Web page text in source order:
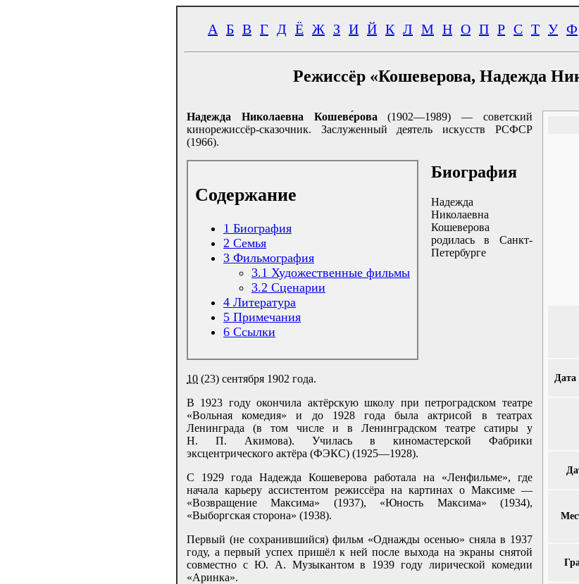
А Б В Г Д Ё Ж З И Й К Л М Н О П Р С Т У Ф
Режиссёр «Кошеверова, Надежда
Дата
Надежда Николаевна Кошеве́рова (1902—1989) — советский
кинорежиссёр-сказочник. Заслуженный деятель искусств РСФСР
(1966).
Содержание
1 Биография
2 Семья
3 Фильмография
3.1 Художественные фильмы
3.2 Сценарии
4 Литература
5 Примечания
6 Ссылки
Биография
Надежда
Николаевна
Кошеверова
родилась в Санкт-
Петербурге
10 (23) сентября 1902 года.
В 1923 году окончила актёрскую школу при петроградском театре
«Вольная комедия» и до 1928 года была актрисой в театрах
Ленинграда (в том числе и в Ленинградском театре сатиры у
Н. П. Акимова). Училась в киномастерской Фабрики
эксцентрического актёра (ФЭКС) (1925—1928).
С 1929 года Надежда Кошеверова работала на «Ленфильме», где
начала карьеру ассистентом режиссёра на картинах о Максиме —
«Возвращение Максима» (1937), «Юность Максима» (1934),
«Выборгская сторона» (1938).
Первый (не сохранившийся) фильм «Однажды осенью» сняла в 1937
году, а первый успех пришёл к ней после выхода на экраны снятой
совместно с Ю. А. Музыкантом в 1939 году лирической комедии
«Аринка».